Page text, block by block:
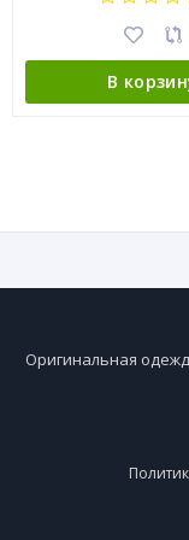
В
Оригинальная